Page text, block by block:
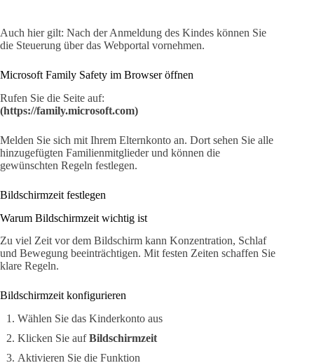
Auch hier gilt: Nach der Anmeldung des Kindes können Sie
die Steuerung über das Webportal vornehmen.
Microsoft Family Safety im Browser öffnen
Rufen Sie die Seite auf:
(https://family.microsoft.com)
Melden Sie sich mit Ihrem Elternkonto an. Dort sehen Sie alle
hinzugefügten Familienmitglieder und können die
gewünschten Regeln festlegen.
Bildschirmzeit festlegen
Warum Bildschirmzeit wichtig ist
Zu viel Zeit vor dem Bildschirm kann Konzentration, Schlaf
und Bewegung beeinträchtigen. Mit festen Zeiten schaffen Sie
klare Regeln.
Bildschirmzeit konfigurieren
Wählen Sie das Kinderkonto aus
Klicken Sie aufBildschirmzeit
Aktivieren Sie die Funktion